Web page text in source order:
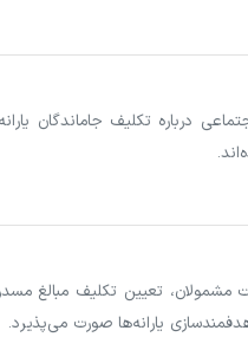
درباره تکلیف جاماندگان
مشمولان، تعیین تکلیف مبالغ
یارانه‌ها صورت می‌پذیرد.